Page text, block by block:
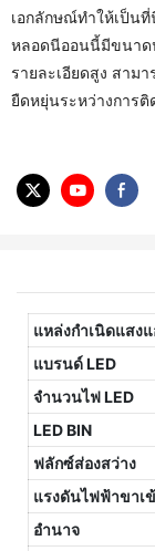
เอกลักษณ์ทำให้เป็น
หลอดนีออนนี้มีขนาด
รายละเอียดสูง สาม
ยืดหยุ่นระหว่างการติ
แหล่งกำเนิดแสง
แบรนด์ LED
จำนวนไฟ LED
LED BIN
ฟลักซ์ส่องสว่าง
แรงดันไฟฟ้าขาเ
อำนาจ